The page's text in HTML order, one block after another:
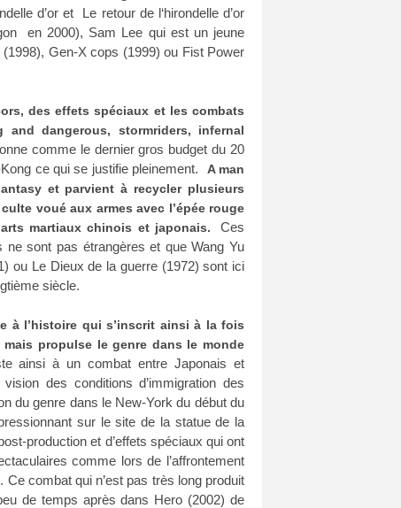
d’or et Le retour de l‘hirondelle d’or
en 2000), Sam Lee qui est un jeune
(1998), Gen-X cops (1999) ou Fist Power
des effets spéciaux et les combats
and dangerous, stormriders, infernal
comme le dernier gros budget du 20
ce qui se justifie pleinement.
A man
et parvient à recycler plusieurs
voué aux armes avec l’épée rouge
martiaux chinois et japonais.
Ces
ne sont pas étrangères et que Wang Yu
ou Le Dieux de la guerre (1972)sont ici
siècle.
à l’histoire qui s’inscrit ainsi à la fois
propulse le genre dans le monde
ainsi à un combat entre Japonais et
des conditions d’immigration des
du genre dans le New-York du début du
sur le site de la statue de la
production et d’effets spéciaux qui ont
comme lors de l’affrontement
combat qui n’est pas très long produit
de temps après dans Hero (2002) de